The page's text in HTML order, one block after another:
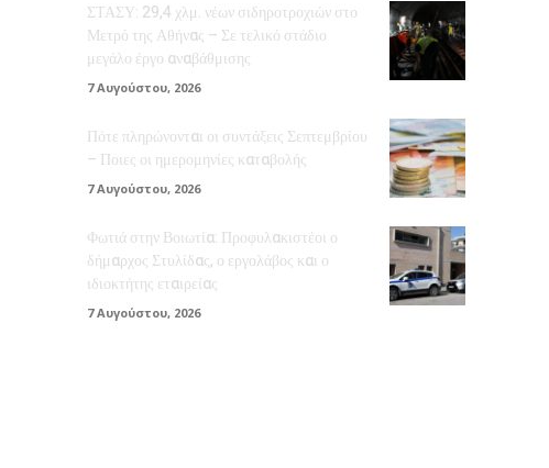
ΣΤΑΣΥ: 29,4 χλμ. νέων σιδηροτροχιών στο
Μετρό της Αθήνας – Σε τελικό στάδιο
μεγάλο έργο αναβάθμισης
7 Αυγούστου, 2026
Πότε πληρώνονται οι συντάξεις Σεπτεμβρίου
– Ποιες οι ημερομηνίες καταβολής
7 Αυγούστου, 2026
Φωτιά στην Βοιωτία: Προφυλακιστέοι ο
δήμαρχος Στυλίδας, ο εργολάβος και ο
ιδιοκτήτης εταιρείας
7 Αυγούστου, 2026